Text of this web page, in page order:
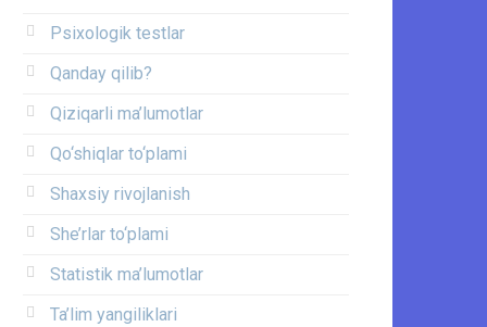
Psixologik testlar
Qanday qilib?
Qiziqarli ma’lumotlar
Qo‘shiqlar to‘plami
Shaxsiy rivojlanish
She’rlar to‘plami
Statistik ma’lumotlar
Ta’lim yangiliklari